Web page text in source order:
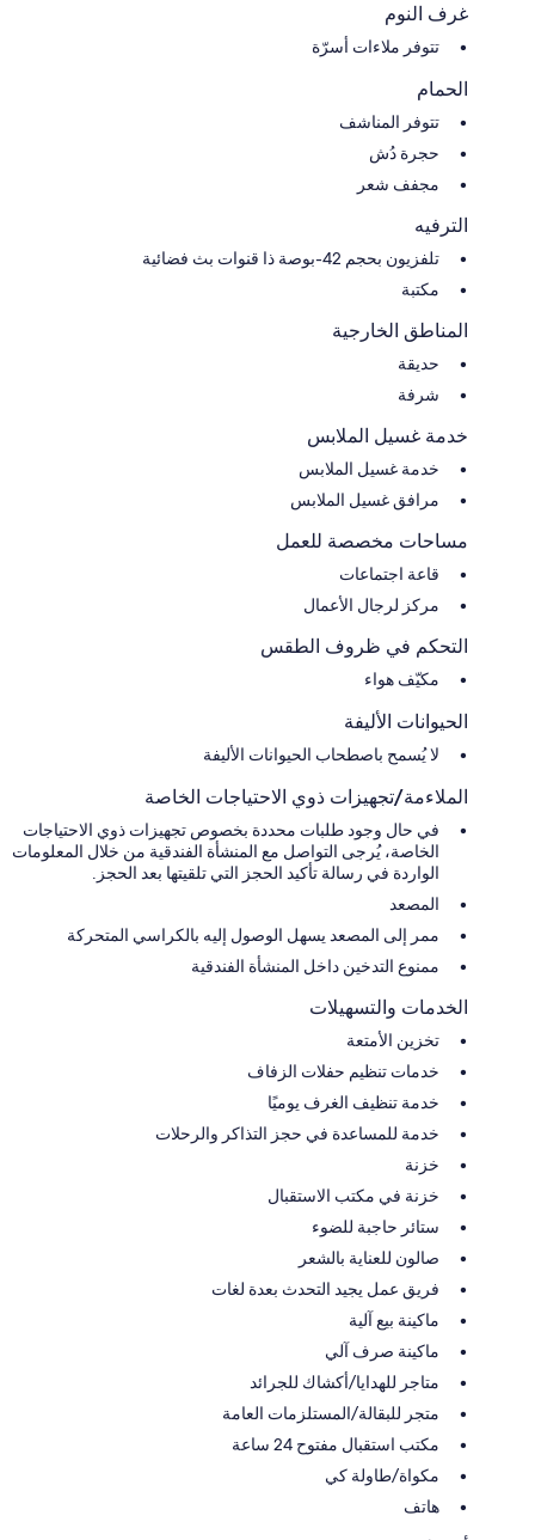
غرف النوم
تتوفر ملاءات أسرّة
الحمام
تتوفر المناشف
حجرة دُش
مجفف شعر
الترفيه
تلفزيون بحجم 42-بوصة ذا قنوات بث فضائية
مكتبة
المناطق الخارجية
حديقة
شرفة
خدمة غسيل الملابس
خدمة غسيل الملابس
مرافق غسيل الملابس
مساحات مخصصة للعمل
قاعة اجتماعات
مركز لرجال الأعمال
التحكم في ظروف الطقس
مكيّف هواء
الحيوانات الأليفة
لا يُسمح باصطحاب الحيوانات الأليفة
الملاءمة/تجهيزات ذوي الاحتياجات الخاصة
في حال وجود طلبات محددة بخصوص تجهيزات ذوي الاحتياجات
الخاصة، يُرجى التواصل مع المنشأة الفندقية من خلال المعلومات
الواردة في رسالة تأكيد الحجز التي تلقيتها بعد الحجز.
المصعد
ممر إلى المصعد يسهل الوصول إليه بالكراسي المتحركة
ممنوع التدخين داخل المنشأة الفندقية
الخدمات والتسهيلات
تخزين الأمتعة
خدمات تنظيم حفلات الزفاف
خدمة تنظيف الغرف يوميًا
خدمة للمساعدة في حجز التذاكر والرحلات
خزنة
خزنة في مكتب الاستقبال
ستائر حاجبة للضوء
صالون للعناية بالشعر
فريق عمل يجيد التحدث بعدة لغات
ماكينة بيع آلية
ماكينة صرف آلي
متاجر للهدايا/أكشاك للجرائد
متجر للبقالة/المستلزمات العامة
مكتب استقبال مفتوح 24 ساعة
مكواة/طاولة كي
هاتف